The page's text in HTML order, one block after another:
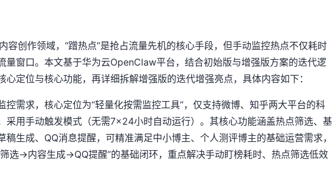
创作领域，“蹭热点”是抢占流量先机的核心手段，但手动监控热点不仅耗时
量窗口。本文基于华为云OpenClaw平台，结合初始版与增强版方案的迭代逻
心定位与核心功能，再详细拆解增强版的迭代增强亮点，具体内容如下：
控需求，核心定位为“轻量化按需监控工具”，仅支持微博、知乎两大平台的科
采用手动触发模式（无需7×24小时自动运行）。其核心功能涵盖热点筛选、基
稿生成、QQ消息提醒，可精准满足中小博主、个人测评博主的基础运营需求，
选→内容生成→QQ提醒”的基础闭环，重点解决手动盯榜耗时、热点筛选低效